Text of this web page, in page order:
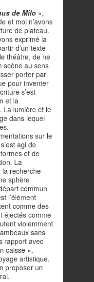
de Milo »,
et moi n’avons
de plateau.
exprimé la
d’un texte
théâtre, de ne
scène au sens
porter par
pour inventer
s’est
et la
La lumière et le
dans lequel
sur le
agi de
et de
La
la recherche
sphère
commun
l’élément
comme des
éjectés comme
violemment
sans
rapport avec
caisse »,
artistique.
proposer un